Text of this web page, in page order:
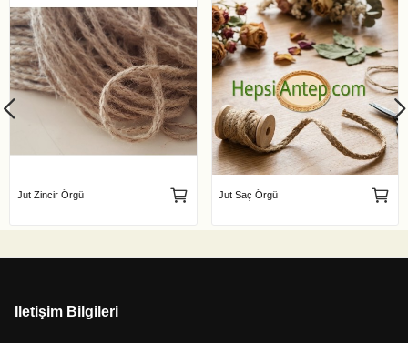
Jut Zincir Örgü Jut Saç Örgü
Iletişim Bilgileri